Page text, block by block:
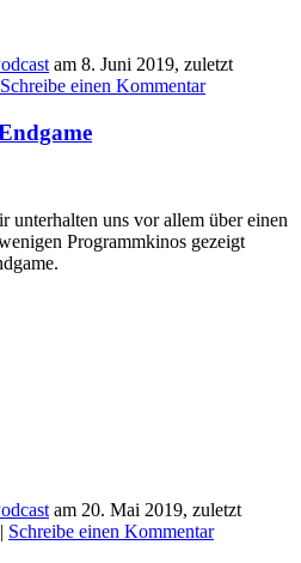
am 8. Juni 2019, zuletzt
Schreibe einen Kommentar
unterhalten uns vor allem über einen
Programmkinos gezeigt
am 20. Mai 2019, zuletzt
Schreibe einen Kommentar